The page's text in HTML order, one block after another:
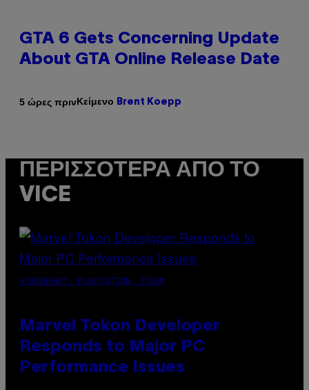
GTA 6 Gets Concerning Update
About GTA Online Release Date
5 ώρες πρινΚείμενο Brent Koepp
ΠΕΡΙΣΣΌΤΕΡΑ ΑΠΌ ΤΟ
VICE
SCREENSHOT: PLAYSTATION, STEAM
Marvel Tokon Developer
Responds to Major PC
Performance Issues